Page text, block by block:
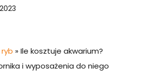
» Ile kosztuje akwarium?
i wyposażenia do niego